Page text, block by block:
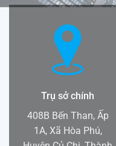
Trụ sở chính
408B Bến Than, Ấp
1A, Xã Hòa Phú,